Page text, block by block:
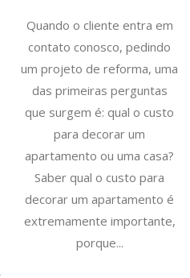
Quando o cliente entra em
contato conosco, pedindo
um projeto de reforma, uma
das primeiras perguntas
que surgem é: qual o custo
para decorar um
apartamento ou uma casa?
Saber qual o custo para
decorar um apartamento é
extremamente importante,
porque...